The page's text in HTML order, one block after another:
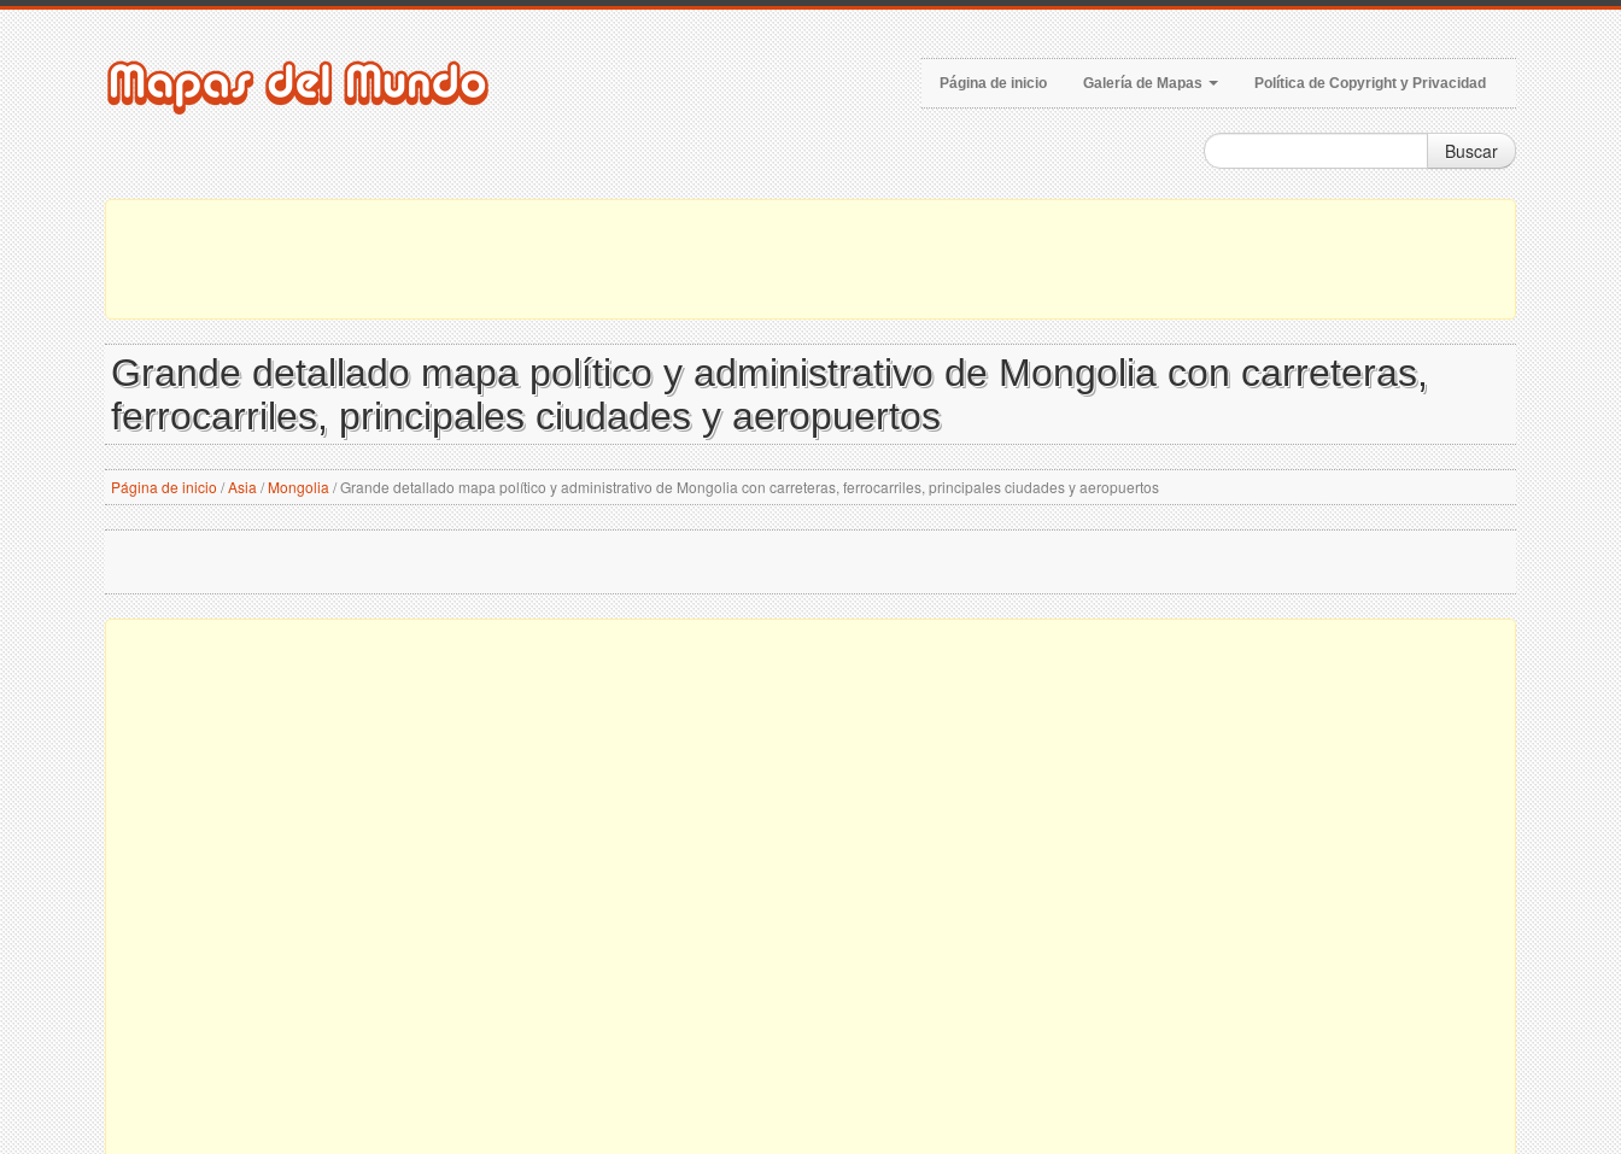
Página de inicio Galería de Mapas Política de Copyright y Privacidad
Buscar
Grande detallado mapa político y administrativo de Mongolia con carreteras,
ferrocarriles, principales ciudades y aeropuertos
Página de inicio /Asia /Mongolia /Grande detallado mapa político y administrativo de Mongolia con carreteras, ferrocarriles, principales ciudades y aeropuertos